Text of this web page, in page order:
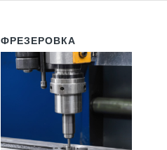
ФРЕЗЕРОВКА